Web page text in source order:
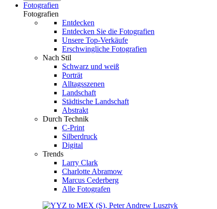
Fotografien
Fotografien
Entdecken
Entdecken Sie die Fotografien
Unsere Top-Verkäufe
Erschwingliche Fotografien
Nach Stil
Schwarz und weiß
Porträt
Alltagsszenen
Landschaft
Städtische Landschaft
Abstrakt
Durch Technik
C-Print
Silberdruck
Digital
Trends
Larry Clark
Charlotte Abramow
Marcus Cederberg
Alle Fotografen